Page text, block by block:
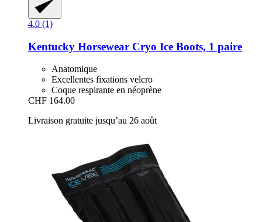
4.0 (1)
Kentucky Horsewear Cryo Ice Boots, 1 paire
Anatomique
Excellentes fixations velcro
Coque respirante en néoprène
CHF 164.00
Livraison gratuite jusqu’au 26 août